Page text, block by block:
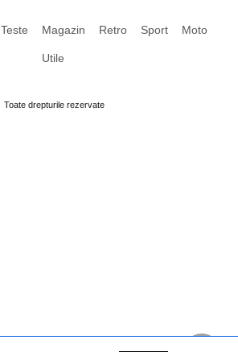
Teste Magazin Retro Sport Moto
Utile
Toate drepturile rezervate